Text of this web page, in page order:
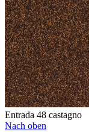
Entrada 48 castagno
Nach oben